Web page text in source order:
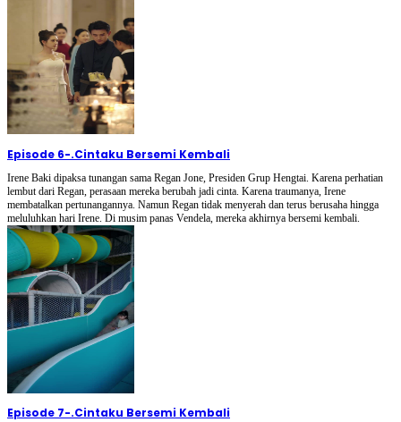
Episode 6-.Cintaku Bersemi Kembali
Irene Baki dipaksa tunangan sama Regan Jone, Presiden Grup Hengtai. Karena perhatian
lembut dari Regan, perasaan mereka berubah jadi cinta. Karena traumanya, Irene
membatalkan pertunangannya. Namun Regan tidak menyerah dan terus berusaha hingga
meluluhkan hari Irene. Di musim panas Vendela, mereka akhirnya bersemi kembali.
Episode 7-.Cintaku Bersemi Kembali